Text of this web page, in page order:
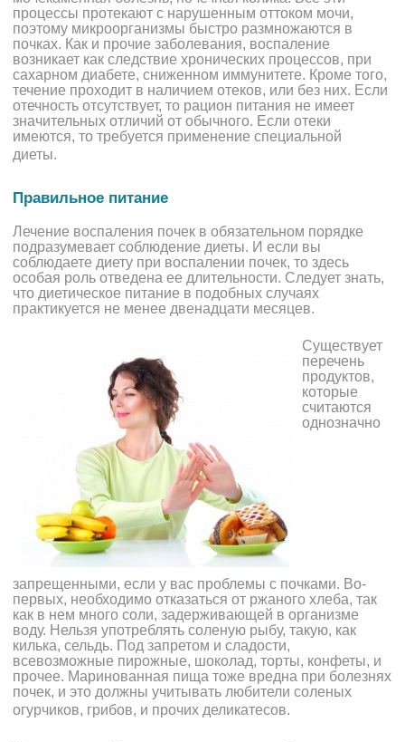
процессы протекают с нарушенным оттоком мочи,
поэтому микроорганизмы быстро размножаются в
почках. Как и прочие заболевания, воспаление
возникает как следствие хронических процессов, при
сахарном диабете, сниженном иммунитете. Кроме того,
течение проходит в наличием отеков, или без них. Если
отечность отсутствует, то рацион питания не имеет
значительных отличий от обычного. Если отеки
имеются, то требуется применение специальной
диеты.
Правильное питание
Лечение воспаления почек в обязательном порядке
подразумевает соблюдение диеты. И если вы
соблюдаете диету при воспалении почек, то здесь
особая роль отведена ее длительности. Следует знать,
что диетическое питание в подобных случаях
практикуется не менее двенадцати месяцев.
Существует
перечень
продуктов,
которые
считаются
однозначно
запрещенными, если у вас проблемы с почками. Во-
первых, необходимо отказаться от ржаного хлеба, так
как в нем много соли, задерживающей в организме
воду. Нельзя употреблять соленую рыбу, такую, как
килька, сельдь. Под запретом и сладости,
всевозможные пирожные, шоколад, торты, конфеты, и
прочее. Маринованная пища тоже вредна при болезнях
почек, и это должны учитывать любители соленых
огурчиков, грибов, и прочих деликатесов.